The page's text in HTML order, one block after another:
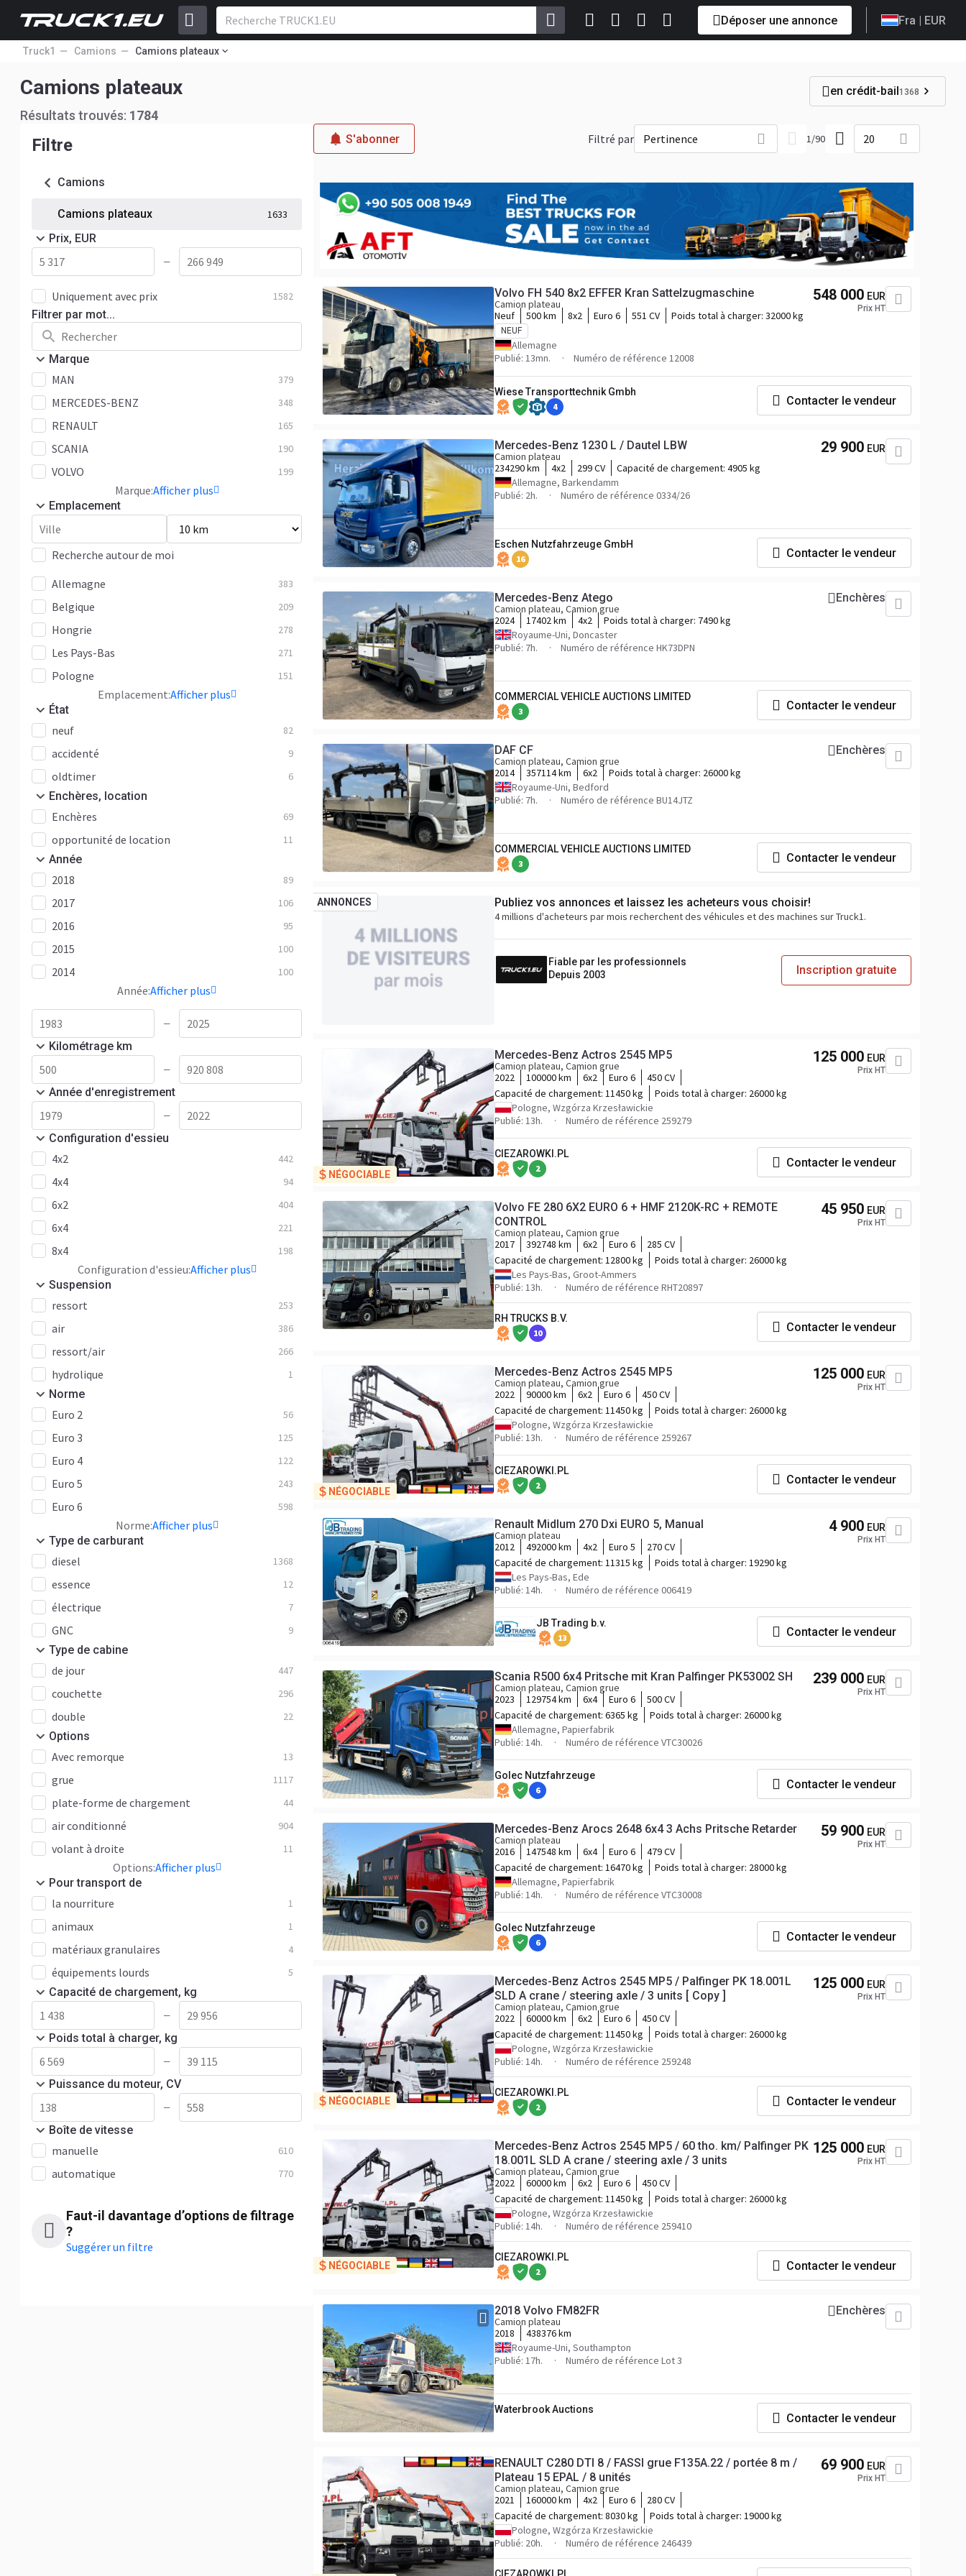
Déposer une annonce Fra | EUR
Truck1 Camions Camions plateaux
Camions plateaux
Résultats trouvés: 1784
en crédit-bail1368
Filtre
Camions
Camions plateaux 1633
Prix, EUR
—
Uniquement avec prix 1582
Filtrer par mot...
Marque
MAN 379
MERCEDES-BENZ 348
RENAULT 165
SCANIA 190
VOLVO 199
Marque:Afficher plus
Emplacement
Recherche autour de moi
Allemagne
383
Belgique 209
Hongrie 278
Les Pays-Bas 271
Pologne 151
Emplacement:Afficher plus
État
neuf 82
accidenté 9
oldtimer 6
Enchères, location
Enchères 69
opportunité de location 11
Année
2018 89
2017 106
2016 95
2015 100
2014 100
Année:Afficher plus
—
Kilométrage km
—
Année d'enregistrement
—
Configuration d'essieu
4x2 442
4x4 94
6x2 404
6x4 221
8x4 198
Configuration d'essieu:Afficher plus
Suspension
ressort 253
air 386
ressort/air 266
hydrolique 1
Norme
Euro 2 56
Euro 3 125
Euro 4 122
Euro 5 243
Euro 6 598
Norme:Afficher plus
Type de carburant
diesel 1368
essence 12
électrique 7
GNC 9
Type de cabine
de jour 447
couchette 296
double 22
Options
Avec remorque 13
grue 1117
plate-forme de chargement 44
air conditionné 904
volant à droite 11
Options:Afficher plus
Pour transport de
la nourriture 1
animaux 1
matériaux granulaires 4
équipements lourds 5
Capacité de chargement, kg
—
Poids total à charger, kg
—
Puissance du moteur, CV
—
Boîte de vitesse
manuelle 610
automatique 770
Faut-il davantage d’options de filtrage
?
Suggérer un filtre
S'abonner Filtré par Pertinence 1/90 20
Volvo FH 540 8x2 EFFER Kran Sattelzugmaschine
Camion plateau
Neuf
500 km 8x2 Euro 6 551 CV Poids total à charger: 32000 kg
NEUF
Allemagne
Publié: 13mn.
Numéro de référence 12008
548 000 EUR
Prix HT
Wiese Transporttechnik Gmbh
4 Contacter le vendeur
Mercedes-Benz 1230 L / Dautel LBW
Camion plateau
234290 km
4x2 299 CV Capacité de chargement: 4905 kg
Allemagne, Barkendamm
Publié: 2h.
Numéro de référence 0334/26
29 900 EUR
Eschen Nutzfahrzeuge GmbH
16 Contacter le vendeur
Mercedes-Benz Atego
Camion plateau, Camion grue
2024
17402 km 4x2 Poids total à charger: 7490 kg
Royaume-Uni, Doncaster
Publié: 7h.
Numéro de référence HK73DPN
Enchères
COMMERCIAL VEHICLE AUCTIONS LIMITED
3 Contacter le vendeur
DAF CF
Camion plateau, Camion grue
2014
357114 km 6x2 Poids total à charger: 26000 kg
Royaume-Uni, Bedford
Publié: 7h.
Numéro de référence BU14JTZ
Enchères
COMMERCIAL VEHICLE AUCTIONS LIMITED
3 Contacter le vendeur
ANNONCES Publiez vos annonces et laissez les acheteurs vous choisir!
4 millions d'acheteurs par mois recherchent des véhicules et des machines sur Truck1.
Fiable par les professionnels
Depuis 2003
Inscription gratuite
NÉGOCIABLE
Mercedes-Benz Actros 2545 MP5
Camion plateau, Camion grue
2022
100000 km 6x2 Euro 6
450 CV
Capacité de chargement: 11450 kg Poids total à charger: 26000 kg
Pologne, Wzgórza Krzesławickie
Publié: 13h.
Numéro de référence 259279
125 000 EUR
Prix HT
CIEZAROWKI.PL
2 Contacter le vendeur
Volvo FE 280 6X2 EURO 6 + HMF 2120K-RC + REMOTE
CONTROL
Camion plateau, Camion grue
2017
392748 km 6x2 Euro 6
285 CV
Capacité de chargement: 12800 kg Poids total à charger: 26000 kg
Les Pays-Bas, Groot-Ammers
Publié: 13h.
Numéro de référence RHT20897
45 950 EUR
Prix HT
RH TRUCKS B.V.
10 Contacter le vendeur
NÉGOCIABLE
Mercedes-Benz Actros 2545 MP5
Camion plateau, Camion grue
2022
90000 km 6x2 Euro 6
450 CV
Capacité de chargement: 11450 kg Poids total à charger: 26000 kg
Pologne, Wzgórza Krzesławickie
Publié: 13h.
Numéro de référence 259267
125 000 EUR
Prix HT
CIEZAROWKI.PL
2 Contacter le vendeur
Renault Midlum 270 Dxi EURO 5, Manual
Camion plateau
2012
492000 km 4x2 Euro 5
270 CV
Capacité de chargement: 11315 kg Poids total à charger: 19290 kg
Les Pays-Bas, Ede
Publié: 14h.
Numéro de référence 006419
4 900 EUR
Prix HT
JB Trading b.v.
13 Contacter le vendeur
Scania R500 6x4 Pritsche mit Kran Palfinger PK53002 SH
Camion plateau, Camion grue
2023
129754 km 6x4 Euro 6
500 CV
Capacité de chargement: 6365 kg Poids total à charger: 26000 kg
Allemagne, Papierfabrik
Publié: 14h.
Numéro de référence VTC30026
239 000 EUR
Prix HT
Golec Nutzfahrzeuge
6 Contacter le vendeur
Mercedes-Benz Arocs 2648 6x4 3 Achs Pritsche Retarder
Camion plateau
2016
147548 km 6x4 Euro 6
479 CV
Capacité de chargement: 16470 kg Poids total à charger: 28000 kg
Allemagne, Papierfabrik
Publié: 14h.
Numéro de référence VTC30008
59 900 EUR
Prix HT
Golec Nutzfahrzeuge
6 Contacter le vendeur
NÉGOCIABLE
Mercedes-Benz Actros 2545 MP5 / Palfinger PK 18.001L
SLD A crane / steering axle / 3 units [ Copy ]
Camion plateau, Camion grue
2022
60000 km 6x2 Euro 6
450 CV
Capacité de chargement: 11450 kg Poids total à charger: 26000 kg
Pologne, Wzgórza Krzesławickie
Publié: 14h.
Numéro de référence 259248
125 000 EUR
Prix HT
CIEZAROWKI.PL
2 Contacter le vendeur
NÉGOCIABLE
Mercedes-Benz Actros 2545 MP5 / 60 tho. km/ Palfinger PK
18.001L SLD A crane / steering axle / 3 units
Camion plateau, Camion grue
2022
60000 km 6x2 Euro 6
450 CV
Capacité de chargement: 11450 kg Poids total à charger: 26000 kg
Pologne, Wzgórza Krzesławickie
Publié: 14h.
Numéro de référence 259410
125 000 EUR
Prix HT
CIEZAROWKI.PL
2 Contacter le vendeur
2018 Volvo FM82FR
Camion plateau
2018
438376 km
Royaume-Uni, Southampton
Publié: 17h.
Numéro de référence Lot 3
Enchères
Waterbrook Auctions
Contacter le vendeur
RENAULT C280 DTI 8 / FASSI grue F135A.22 / portée 8 m /
Plateau 15 EPAL / 8 unités
Camion plateau, Camion grue
2021
160000 km 4x2 Euro 6
280 CV
Capacité de chargement: 8030 kg Poids total à charger: 19000 kg
Pologne, Wzgórza Krzesławickie
Publié: 20h.
Numéro de référence 246439
69 900 EUR
Prix HT